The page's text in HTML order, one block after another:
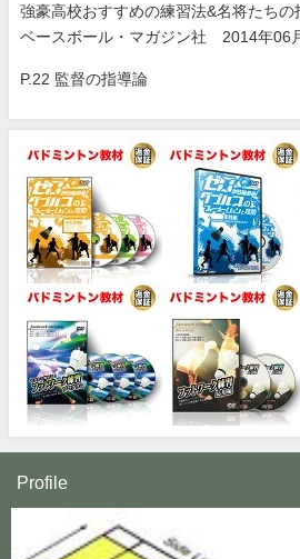
強豪高校おすすめの練習法&名将たちの
ベースボール・マガジン社 2014年06
P.22 監督の指導論
Profile